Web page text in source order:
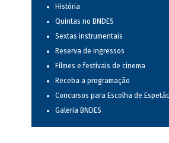
História
Quintas no BNDES
Sextas instrumentais
Reserva de ingressos
Filmes e festivais de cinema
Receba a programação
Concursos para Escolha de
Galeria BNDES